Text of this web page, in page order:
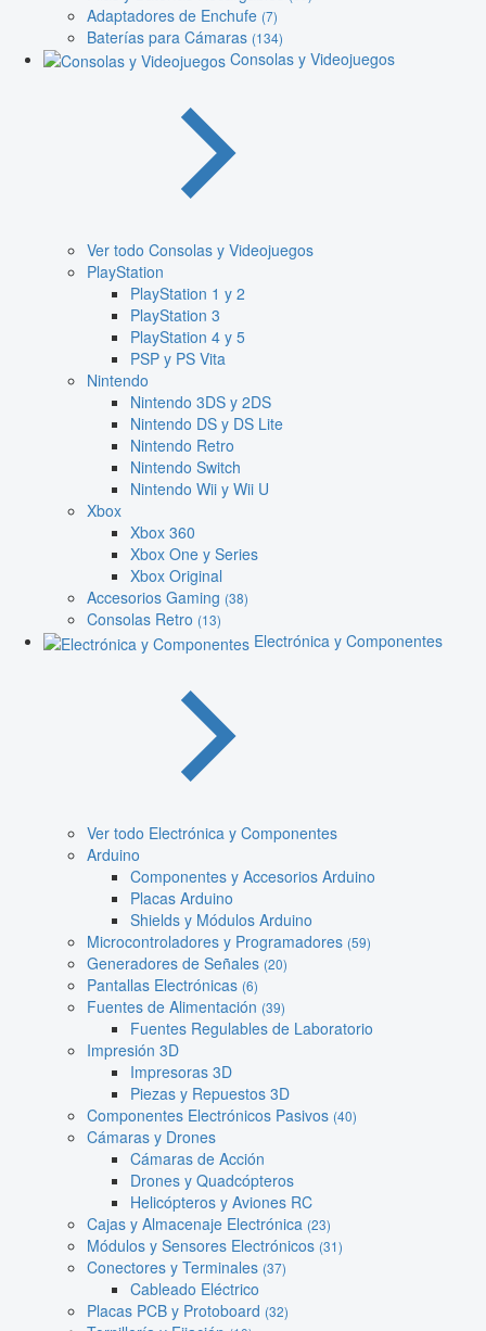
Adaptadores de Enchufe (7)
Baterías para Cámaras (134)
Consolas y Videojuegos
Ver todo Consolas y Videojuegos
PlayStation
PlayStation 1 y 2
PlayStation 3
PlayStation 4 y 5
PSP y PS Vita
Nintendo
Nintendo 3DS y 2DS
Nintendo DS y DS Lite
Nintendo Retro
Nintendo Switch
Nintendo Wii y Wii U
Xbox
Xbox 360
Xbox One y Series
Xbox Original
Accesorios Gaming (38)
Consolas Retro (13)
Electrónica y Componentes
Ver todo Electrónica y Componentes
Arduino
Componentes y Accesorios Arduino
Placas Arduino
Shields y Módulos Arduino
Microcontroladores y Programadores (59)
Generadores de Señales (20)
Pantallas Electrónicas (6)
Fuentes de Alimentación (39)
Fuentes Regulables de Laboratorio
Impresión 3D
Impresoras 3D
Piezas y Repuestos 3D
Componentes Electrónicos Pasivos (40)
Cámaras y Drones
Cámaras de Acción
Drones y Quadcópteros
Helicópteros y Aviones RC
Cajas y Almacenaje Electrónica (23)
Módulos y Sensores Electrónicos (31)
Conectores y Terminales (37)
Cableado Eléctrico
Placas PCB y Protoboard (32)